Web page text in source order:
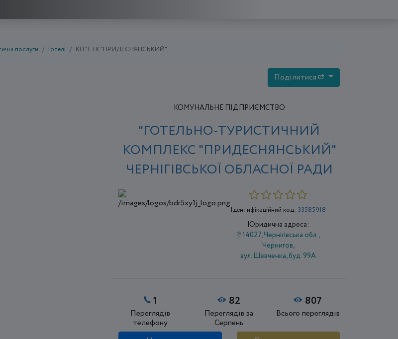
послуги Готелі КП "ГТК "ПРИДЕСНЯНСЬКИЙ"
Поділитися
КОМУНАЛЬНЕ ПІДПРИЄМСТВО
"ГОТЕЛЬНО-ТУРИСТИЧНИЙ
КОМПЛЕКС "ПРИДЕСНЯНСЬКИЙ"
ЧЕРНІГІВСЬКОЇ ОБЛАСНОЇ РАДИ
Ідентифікаційний код: 33585918
Юридична адреса:
14027, Чернігівська обл.,
Чернигов,
вул. Шевченка, буд. 99А
1
Переглядів
телефону
82
Переглядів за
Серпень
807
Всього переглядів